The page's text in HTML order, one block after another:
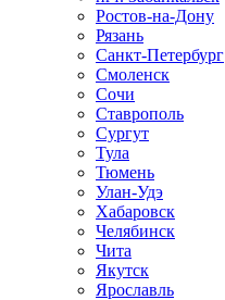
Ростов-на-Дону
Рязань
Санкт-Петербург
Смоленск
Сочи
Ставрополь
Сургут
Тула
Тюмень
Улан-Удэ
Хабаровск
Челябинск
Чита
Якутск
Ярославль